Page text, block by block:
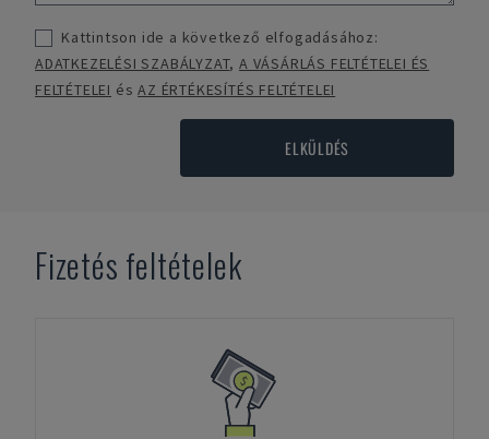
Kattintson ide a következő elfogadásához:
ADATKEZELÉSI SZABÁLYZAT,A VÁSÁRLÁS FELTÉTELEI ÉS
FELTÉTELEI ésAZ ÉRTÉKESÍTÉS FELTÉTELEI
ELKÜLDÉS
Fizetés feltételek